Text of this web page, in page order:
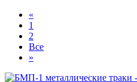
«
1
2
Все
»